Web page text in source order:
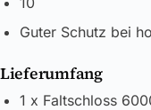
Guter Schutz bei
Lieferumfang
1 x Faltschloss